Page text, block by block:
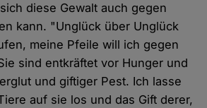
diese Gewalt auch gegen
kann. "Unglück über Unglück
meine Pfeile will ich gegen
sind entkräftet vor Hunger und
und giftiger Pest. Ich lasse
auf sie los und das Gift derer,